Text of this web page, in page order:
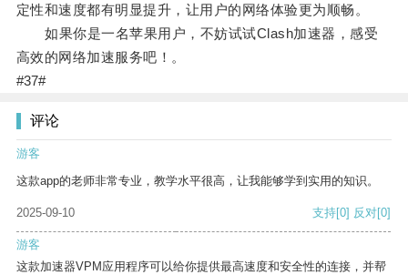
定性和速度都有明显提升，让用户的网络体验更为顺畅。
如果你是一名苹果用户，不妨试试Clash加速器，感受
高效的网络加速服务吧！。
#37#
评论
游客
这款app的老师非常专业，教学水平很高，让我能够学到实用的知识。
2025-09-10 支持[0] 反对[0]
游客
这款加速器VPM应用程序可以给你提供最高速度和安全性的连接，并帮